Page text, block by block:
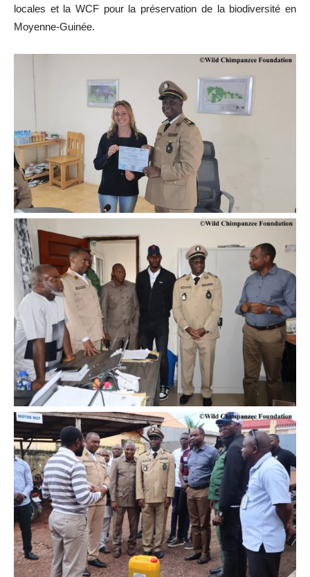
locales et la WCF pour la préservation de la biodiversité en
Moyenne-Guinée.